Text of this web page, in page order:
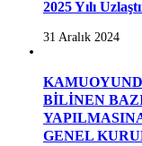
2025 Yılı
31 Aralık 2024
BİLİNEN
GENEL